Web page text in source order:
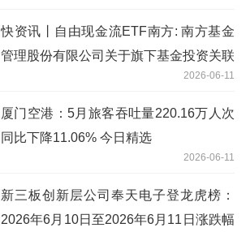
快资讯丨自由现金流ETF南方: 南方基金
管理股份有限公司关于旗下基金投资关联
方承销可转换公司债券的关联交易公告
2026-06-11
厦门空港：5月旅客吞吐量220.16万人次
同比下降11.06% 今日精选
2026-06-11
新三板创新层公司奉天电子登龙虎榜：
2026年6月10日至2026年6月11日涨跌幅